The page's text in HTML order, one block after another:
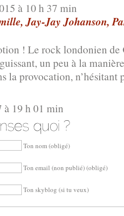
à 10 h 37 min
Jay-Jay Johanson,
! Le rock londonien de
un peu à la
la provocation,
à 19 h 01 min
Ton nom (obligé)
Ton email (non publié) (obligé)
Ton skyblog (si tu veux)